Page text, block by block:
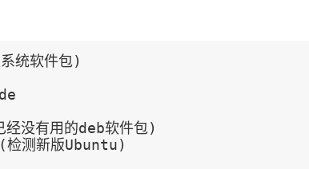
软件包)
有用的deb软件包)
新版Ubuntu)